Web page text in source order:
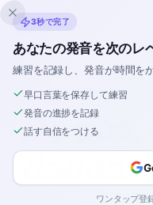
Inklingo
De dos,
dados.
de DOS, DI-cen DA-dos
3秒で完了
あなたの発音を次のレ
練習を記録し、発音が時間を
早口言葉を保存して練習
発音の進捗を記録
話す自信をつける
ワンタップ登